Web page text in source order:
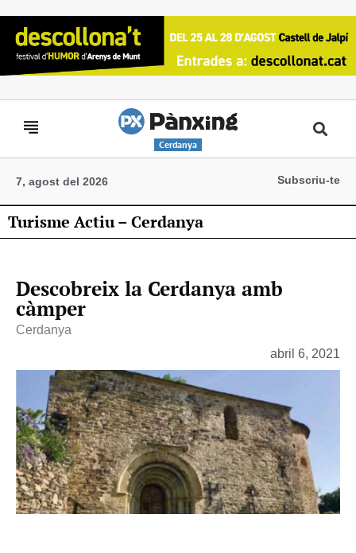
Cerdanya
7, agost del 2026 Subscriu-te
Turisme Actiu – Cerdanya
Descobreix la Cerdanya amb
càmper
Cerdanya
abril 6, 2021